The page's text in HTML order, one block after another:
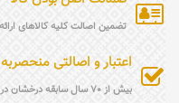
تضمین اصالت کلیه کالاهای
اعتبار و اصالتی
بیش از 70 سال سابقه درخشان در زمینه فروش انواع محصولات